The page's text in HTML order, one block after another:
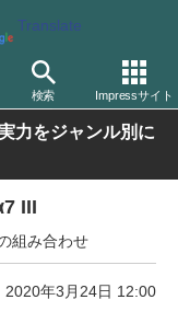
Translate
検索 Impressサイト
ニー
力をジャンル別に
III
組み合わせ
2020年3月24日 12:00